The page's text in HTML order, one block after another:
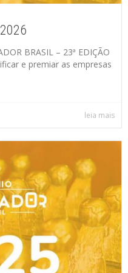
BRASIL – 23ª EDIÇÃO
e premiar as empresas
leia mais